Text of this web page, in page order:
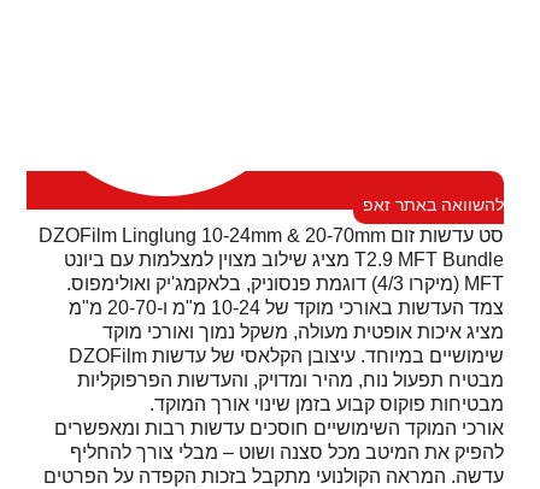
להשוואה באתר זאפ
סט עדשות זום DZOFilm Linglung 10-24mm & 20-70mm
T2.9 MFT Bundle מציג שילוב מצוין למצלמות עם ביונט
MFT (מיקרו 4/3) דוגמת פנסוניק, בלאקמג'יק ואולימפוס.
צמד העדשות באורכי מוקד של 10-24 מ"מ ו-20-70 מ"מ
מציג איכות אופטית מעולה, משקל נמוך ואורכי מוקד
שימושיים במיוחד. עיצובן הקלאסי של עדשות DZOFilm
מבטיח תפעול נוח, מהיר ומדויק, והעדשות הפרפוקליות
מבטיחות פוקוס קבוע בזמן שינוי אורך המוקד.
אורכי המוקד השימושיים חוסכים עדשות רבות ומאפשרים
להפיק את המיטב מכל סצנה ושוט – מבלי צורך להחליף
עדשה. המראה הקולנועי מתקבל בזכות הקפדה על הפרטים